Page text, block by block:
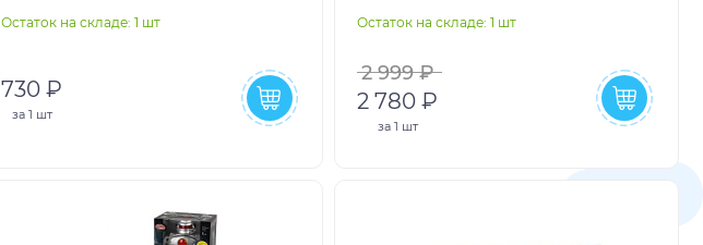
Остаток на складе: 1 шт
730 ₽
за 1 шт
Остаток на складе: 1 шт
2 999 ₽
2 780 ₽
за 1 шт